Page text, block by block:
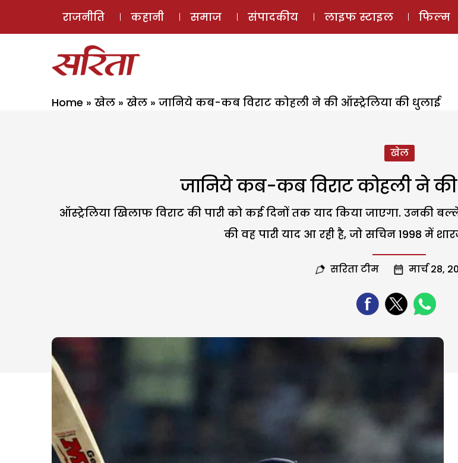
ई-
राजनीति कहानी समाज संपादकीय लाइफ स्टाइल फिल्म
Home » खेल » खेल » जानिये कब-कब विराट कोहली ने की ऑस्ट्रेलिया की धुलाई
खेल
जानिये कब-कब विराट कोहली ने
ऑस्ट्रेलिया खिलाफ विराट की पारी को कई दिनों तक याद किया जाएगा.
की वह पारी याद आ रही है, जो सचिन 1998 में
सरिता टीम मार्च 28,